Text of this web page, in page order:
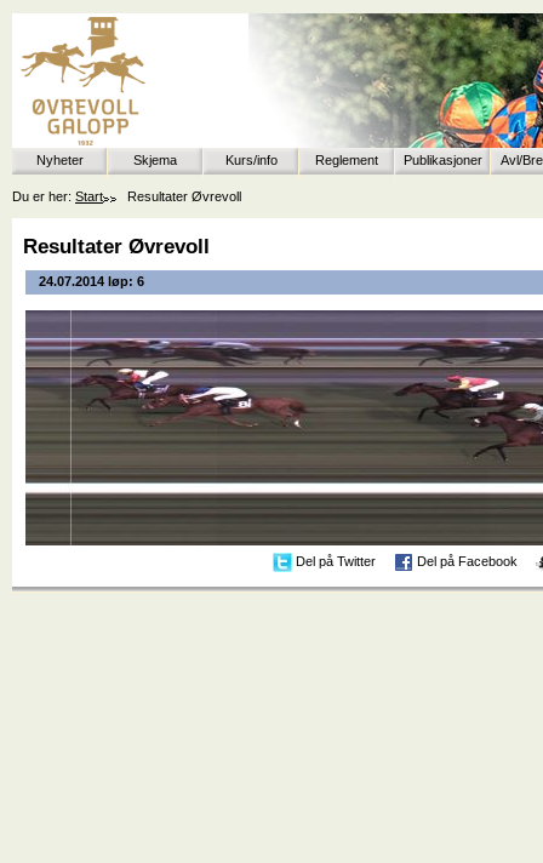
Nyheter Skjema Kurs/info Reglement Publikasjoner Avl/
Du er her: Start Resultater Øvrevoll
Resultater Øvrevoll
24.07.2014 løp: 6
Del på Twitter Del på Facebook